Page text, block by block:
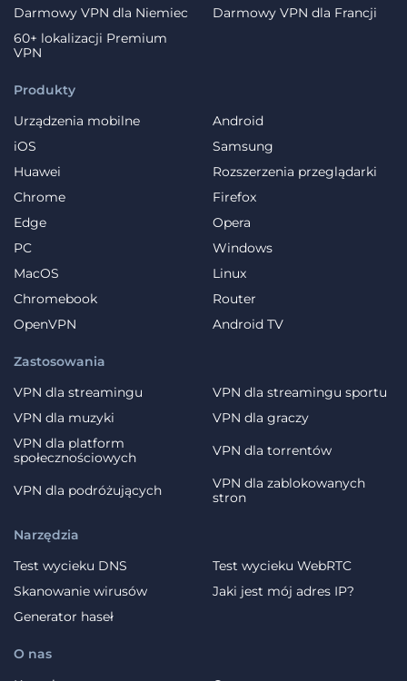
Produkty
Urządzenia mobilne
Android
iOS
Samsung
Huawei
Rozszerzenia przeglądarki
Chrome
Firefox
Edge
Opera
PC
Windows
MacOS
Linux
Chromebook
Router
OpenVPN
Android TV
Zastosowania
VPN dla streamingu
VPN dla streamingu sportu
VPN dla muzyki
VPN dla graczy
VPN dla platform
społecznościowych
VPN dla torrentów
VPN dla podróżujących
VPN dla zablokowanych
stron
O nas
Darmowy VPN dla Niemiec
Darmowy VPN dla Francji
60+ lokalizacji Premium
VPN
Narzędzia
Test wycieku DNS
Test wycieku WebRTC
Skanowanie wirusów
Jaki jest mój adres IP?
Generator haseł